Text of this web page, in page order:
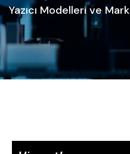
Yazıcı Modelleri ve